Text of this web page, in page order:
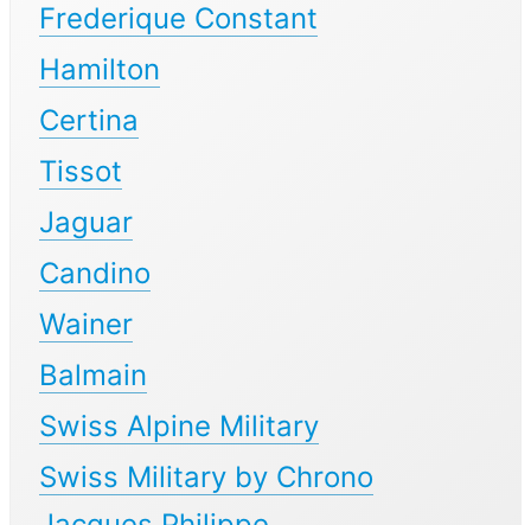
Frederique Constant
Hamilton
Certina
Tissot
Jaguar
Candino
Wainer
Balmain
Swiss Alpine Military
Swiss Military by Chrono